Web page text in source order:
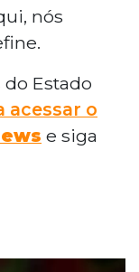
nós
Estado
acessar o
e siga